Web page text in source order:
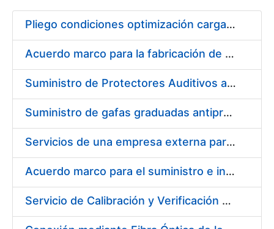
Mostrar/Ocultar Pliego condiciones optimización cargas compras firmado
Acuerdo marco para la fabricación de piezas
Suministro de Protectores Auditivos a medida para las personas trabajadoras de los Centros de Trabajo de Madrid y Burgos
Suministro de gafas graduadas antiproyecciones para los trabajadores de la FNMT-RCM en los centros de trabajo de Madrid y Burgos
Servicios de una empresa externa para el asesoramiento y resolución de los recursos de alzada que se presentan relacionados con procesos de selección para la FNMT-RCM
Acuerdo marco para el suministro e instalación de persianas, estores y otros complementos
Servicio de Calibración y Verificación Externa de los Equipos de Medición del Servicio de Prevención de la FNMT-RCM